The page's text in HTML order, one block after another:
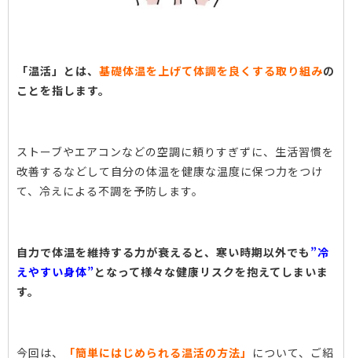
「温活」とは、 基礎体温を上げて体調を良くする取り組みの
ことを指します。
ストーブやエアコンなどの空調に頼りすぎずに、生活習慣を
改善するなどして自分の体温を健康な温度に保つ力をつけ
て、冷えによる不調を予防します。
自力で体温を維持する力が衰えると、寒い時期以外でも ”冷
えやすい身体”となって様々な健康リスクを抱えてしまいま
す。
今回は、 「簡単にはじめられる温活の方法」 について、ご紹